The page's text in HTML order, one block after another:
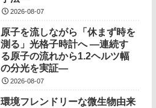
2026-08-07
原子を流しながら「休まず時を
測る」光格子時計へ ―連続す
る原子の流れから1.2ヘルツ幅
の分光を実証―
2026-08-07
環境フレンドリーな微生物由来